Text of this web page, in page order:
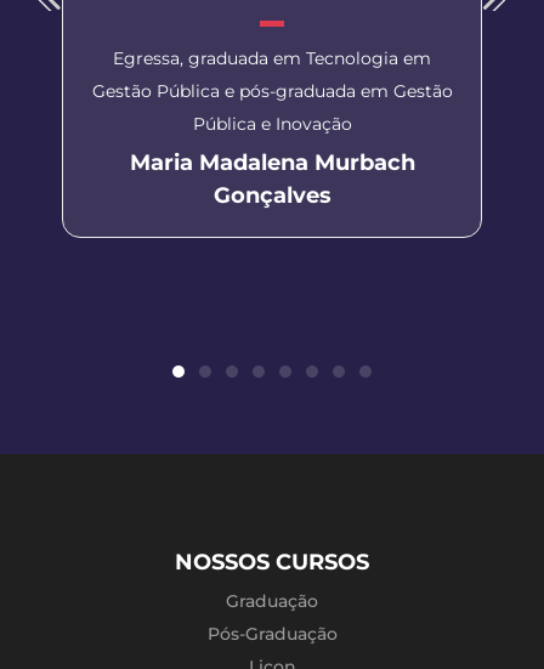
Egressa, graduada em Tecnologia em
Gestão Pública e pós-graduada em Gestão
Pública e Inovação
Maria Madalena Murbach
Gonçalves
NOSSOS CURSOS
Graduação
Pós-Graduação